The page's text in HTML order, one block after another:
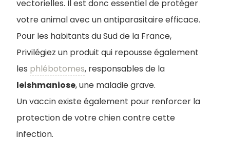
vectorielles. Il est donc essentiel de protéger
votre animal avec un antiparasitaire efficace.
Pour les habitants du Sud de la France,
Privilégiez un produit qui repousse également
les phlébotomes, responsables de la
leishmaniose, une maladie grave.
Un vaccin existe également pour renforcer la
protection de votre chien contre cette
infection.